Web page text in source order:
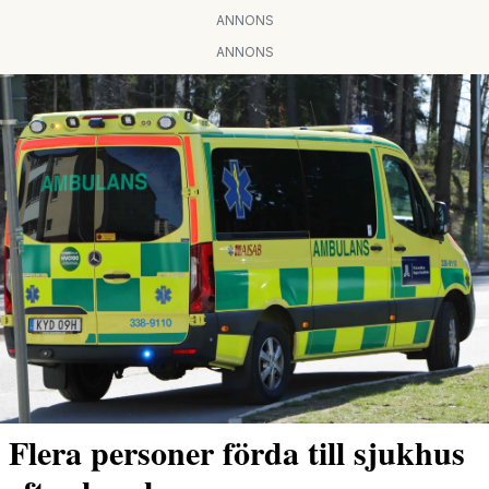
ANNONS
ANNONS
Flera personer förda till sjukhus